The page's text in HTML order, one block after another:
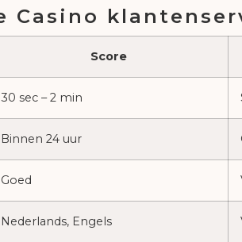
Casino
Score
30 sec – 2 min
Binnen 24 uur
Goed
Nederlands, Engels